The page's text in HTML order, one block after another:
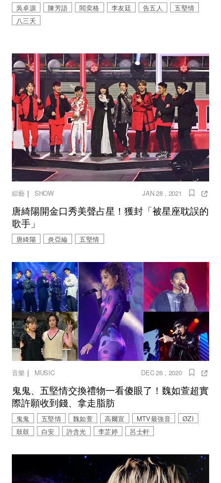
吳卓源
陳芳語 閻奕格 李友廷 告五人
五堅情
八三夭
綜藝｜ SHOW JAN 28 , 2021
唐綺陽開金口秀美聲占星！獲封「被星座耽誤的
歌手」
唐綺陽 炎亞綸 五堅情
音樂 ｜ MUSIC DEC 26 , 2020
鬼鬼、五堅情交換禮物一看傻眼了！魏如萱超實
際許願收到錢、拿走脂肪
鬼鬼 五堅情 魏如萱 高爾宣 MTV最強音
ØZI
鼓鼓
白安 許含光 李芷婷 呂士軒